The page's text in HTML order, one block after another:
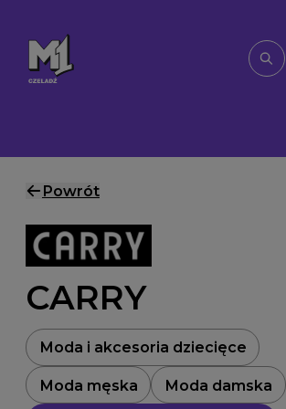
Powrót
CARRY
Moda i akcesoria dziecięce
Moda męska Moda damska